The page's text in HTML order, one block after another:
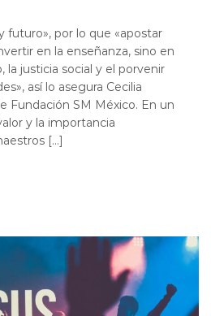
futuro», por lo que «apostar
en la enseñanza, sino en
la justicia social y el porvenir
así lo asegura Cecilia
Fundación SM México. En un
y la importancia
[…]